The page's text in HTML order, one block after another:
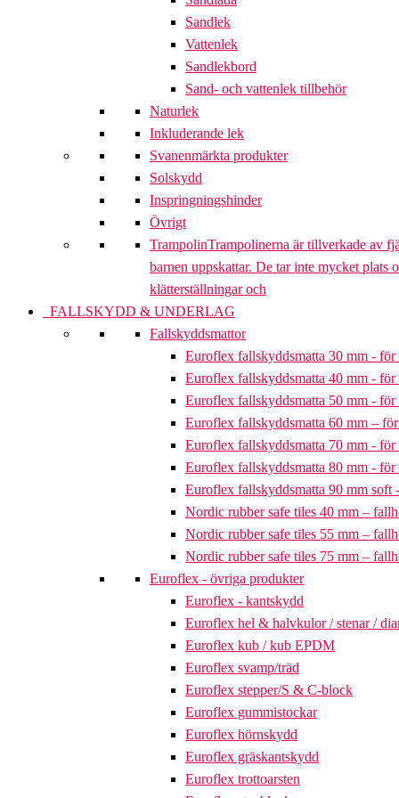
Sandlek
Vattenlek
Sandlekbord
Sand- och vattenlek tillbehör
Naturlek
Inkluderande lek
Svanenmärkta produkter
Solskydd
Inspringningshinder
Övrigt
TrampolinTrampolinerna är tillverkade av
barnen uppskattar. De tar inte mycket plats
klätterställningar och
FALLSKYDD & UNDERLAG
Fallskyddsmattor
Euroflex fallskyddsmatta 30 mm -
Euroflex fallskyddsmatta 40 mm -
Euroflex fallskyddsmatta 50 mm -
Euroflex fallskyddsmatta 60 mm –
Euroflex fallskyddsmatta 70 mm -
Euroflex fallskyddsmatta 80 mm -
Euroflex fallskyddsmatta 90 mm soft
Nordic rubber safe tiles 40 mm –
Nordic rubber safe tiles 55 mm –
Nordic rubber safe tiles 75 mm –
Euroflex - övriga produkter
Euroflex - kantskydd
Euroflex hel & halvkulor / stenar /
Euroflex kub / kub EPDM
Euroflex svamp/träd
Euroflex stepper/S & C-block
Euroflex gummistockar
Euroflex hörnskydd
Euroflex gräskantskydd
Euroflex trottoarsten